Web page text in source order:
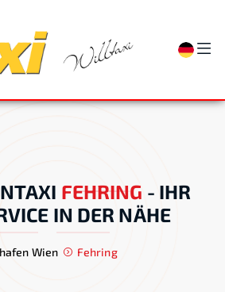
FEHRING - IHR
IN DER NÄHE
Wien Fehring